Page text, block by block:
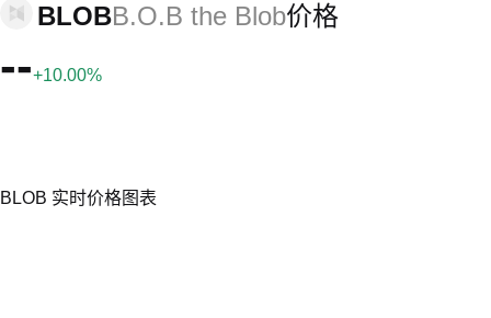
BLOBB.O.B the Blob价格
--+10.00%
BLOB 实时价格图表